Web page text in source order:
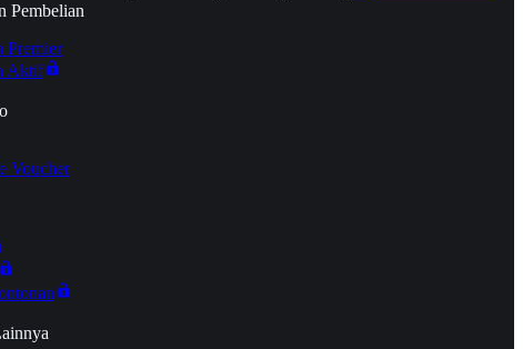
Pembelian
Premier
Aktif
Voucher